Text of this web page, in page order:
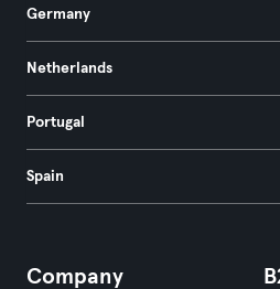
Germany
Netherlands
Portugal
Spain
Company